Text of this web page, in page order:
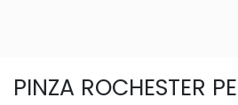
PINZA ROCHESTER